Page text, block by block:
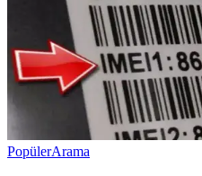
PopülerArama